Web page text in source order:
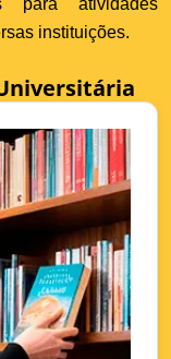
para atividades
instituições.